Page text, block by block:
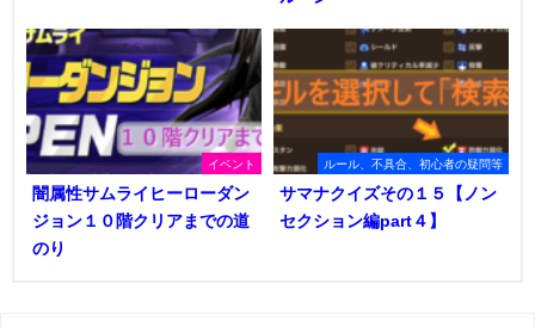
イベント
闇属性サムライヒーローダン
ジョン１０階クリアまでの道
のり
ルール、不具合、初心者の疑問等
サマナクイズその１５【ノン
セクション編part４】